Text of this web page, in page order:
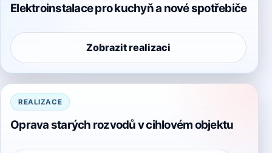
Elektroinstalace pro kuchyň a nové spotřebiče
Zobrazit realizaci
REALIZACE
Oprava starých rozvodů v cihlovém objektu